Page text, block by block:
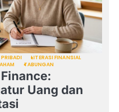
LITERASI FINANSIAL
TABUNGAN
Uang dan